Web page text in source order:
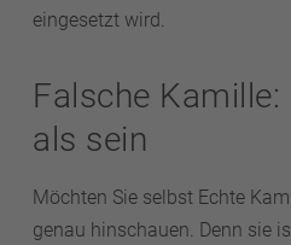
eingesetzt wird.
Falsche Kamille:
als sein
Möchten Sie selbst Echte
genau hinschauen. Denn sie